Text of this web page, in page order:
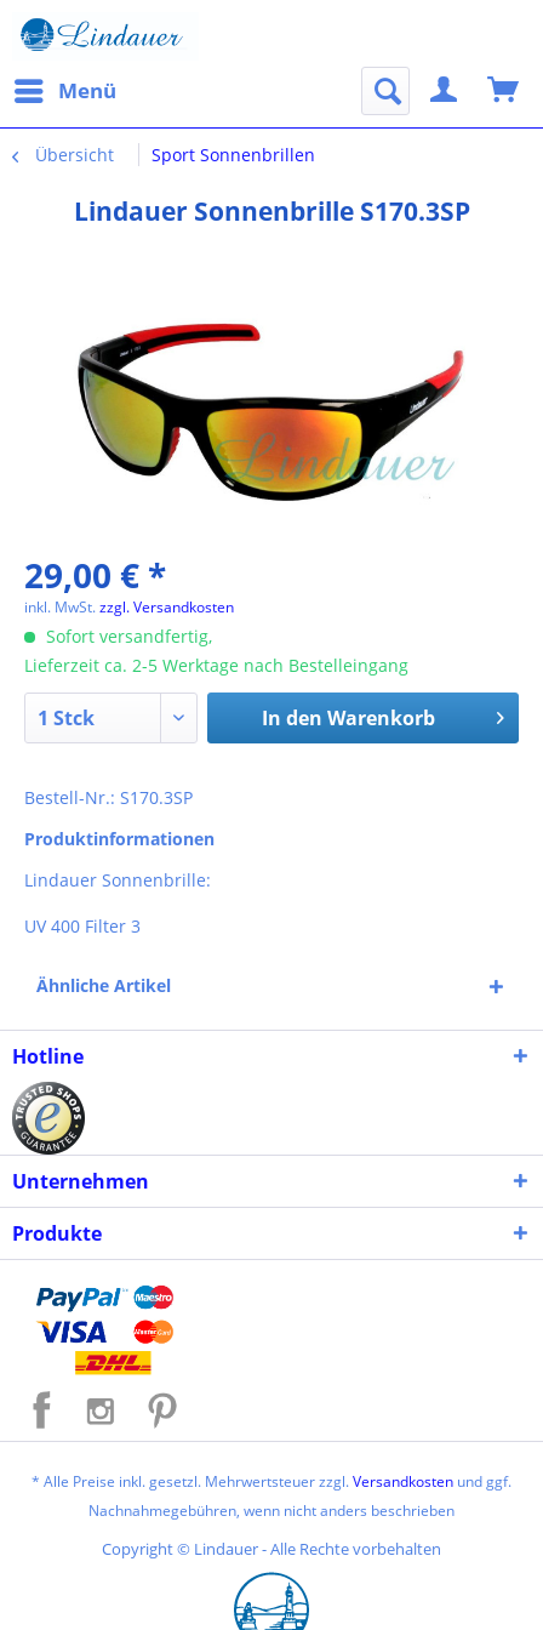
Menü
Übersicht Sport Sonnenbrillen
Lindauer Sonnenbrille S170.3SP
29,00 € *
inkl. MwSt.zzgl. Versandkosten
Sofort versandfertig,
Lieferzeit ca. 2-5 Werktage nach Bestelleingang
In den Warenkorb
Bestell-Nr.: S170.3SP
Produktinformationen
Lindauer Sonnenbrille:
UV 400 Filter 3
Ähnliche Artikel
Hotline
Unternehmen
Produkte
* Alle Preise inkl. gesetzl. Mehrwertsteuer zzgl.Versandkosten und ggf.
Nachnahmegebühren, wenn nicht anders beschrieben
Copyright © Lindauer - Alle Rechte vorbehalten